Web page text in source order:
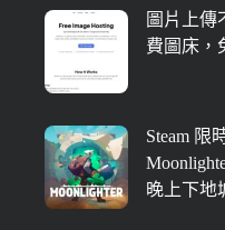
圖片上傳
費圖床，
Steam 限
晚上下地